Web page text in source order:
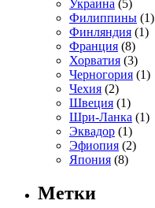
Украина (5)
Филиппины (1)
Финляндия (1)
Франция (8)
Хорватия (3)
Черногория (1)
Чехия (2)
Швеция (1)
Шри-Ланка (1)
Эквадор (1)
Эфиопия (2)
Япония (8)
Метки